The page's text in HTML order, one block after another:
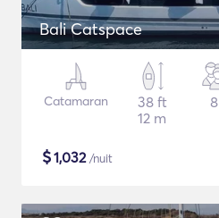
Bali Catspace
Catamaran
38 ft
12 m
8
$1,032/nuit